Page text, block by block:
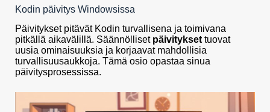
Kodin päivitys Windowsissa
Päivitykset pitävät Kodin turvallisena ja toimivana
pitkällä aikavälillä. Säännölliset päivitykset tuovat
uusia ominaisuuksia ja korjaavat mahdollisia
turvallisuusaukkoja. Tämä osio opastaa sinua
päivitysprosessissa.